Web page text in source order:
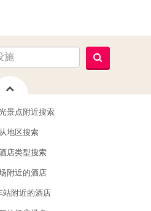
景点附近搜索
从地区搜索
店类型搜索
附近的酒店
站附近的酒店